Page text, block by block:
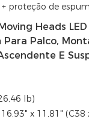
proteção de
lb)
x 11,81" (C38